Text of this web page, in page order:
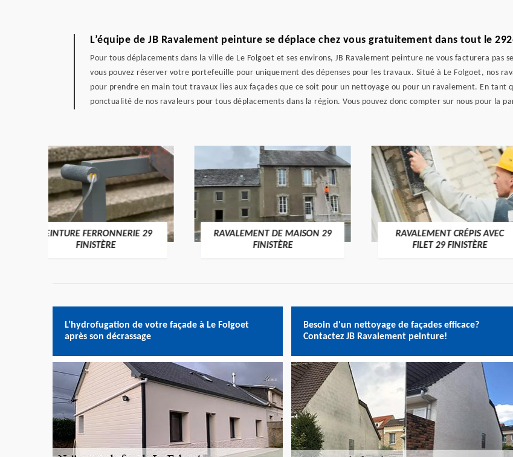
L’équipe de JB Ravalement peinture se déplace chez vous gratuitement dans tout le
Pour tous déplacements dans la ville de Le Folgoet et ses environs, JB Ravalement peinture ne vous facturera pas
vous pouvez réserver votre portefeuille pour uniquement des dépenses pour les travaux. Situé à Le Folgoet, nos
pour prendre en main tout travaux lies aux façades que ce soit pour un nettoyage ou pour un ravalement. En
ponctualité de nos ravaleurs pour tous déplacements dans la région. Vous pouvez donc compter sur nous pour la
RAVALEMENT DE MAISON 29
RAVALEMENT CRÉPIS AVEC
FILET 29 FINISTÈRE
RÉNOVATION DE
FINISTÈRE
L’hydrofugation de votre façade à Le Folgoet
après son décrassage
Besoin d'un nettoyage de façades efficace?
Contactez JB Ravalement peinture!